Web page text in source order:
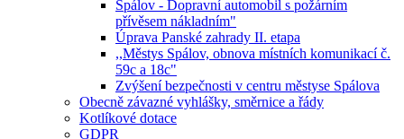
Spálov - Dopravní automobil s požárním
přívěsem nákladním"
Úprava Panské zahrady II. etapa
,,Městys Spálov, obnova místních komunikací č.
59c a 18c"
Zvýšení bezpečnosti v centru městyse Spálova
Obecně závazné vyhlášky, směrnice a řády
Kotlíkové dotace
GDPR